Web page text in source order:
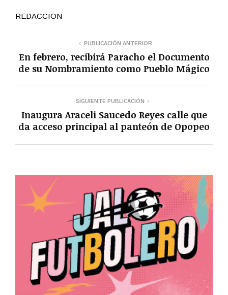
REDACCION
PUBLICACIÓN ANTERIOR
En febrero, recibirá Paracho el Documento
de su Nombramiento como Pueblo Mágico
SIGUIENTE PUBLICACIÓN
Inaugura Araceli Saucedo Reyes calle que
da acceso principal al panteón de Opopeo